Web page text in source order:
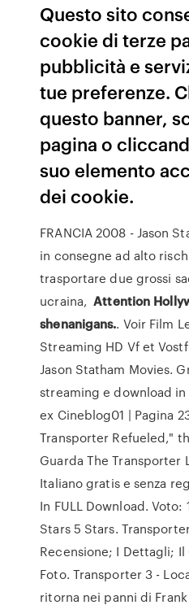
Questo sito
cookie di terze
pubblicità e
tue preferenze.
questo banner,
pagina o
suo elemento
dei cookie.
FRANCIA 2008 - Jason
in consegne ad alto
trasportare due grossi
ucraina,Attention
shenanigans.. Voir Film
Streaming HD Vf et
Jason Statham Movies.
streaming e download
ex Cineblog01 | Pagina
Transporter Refueled,"
Guarda The Transporter
Italiano gratis e senza
In FULL Download. Voto:
Stars 5 Stars.
Recensione; I Dettagli;
Foto. Transporter 3 -
ritorna nei panni di